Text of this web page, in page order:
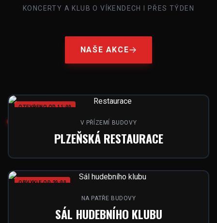
KONCERTY A KLUB O VÍKENDECH I PŘES TÝDEN
NAŠE AKCE
OTEVŘENO OD 11:00
V PŘÍZEMÍ BUDOVY
PLZEŇSKÁ RESTAURACE
OBVYKLE OD 20:00
NA PATŘE BUDOVY
SÁL HUDEBNÍHO KLUBU